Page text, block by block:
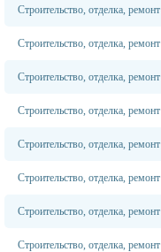
Строительство, отделка, ремонт
Строительство, отделка, ремонт
Строительство, отделка, ремонт
Строительство, отделка, ремонт
Строительство, отделка, ремонт
Строительство, отделка, ремонт
Строительство, отделка, ремонт
Строительство, отделка, ремонт